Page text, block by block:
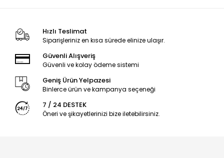
Hızlı Teslimat
Siparişleriniz en kısa sürede elinize ulaşır.
Güvenli Alışveriş
Güvenli ve kolay ödeme sistemi
Geniş Ürün Yelpazesi
Binlerce ürün ve kampanya seçeneği
7 / 24 DESTEK
Öneri ve şikayetlerinizi bize iletebilirsiniz.